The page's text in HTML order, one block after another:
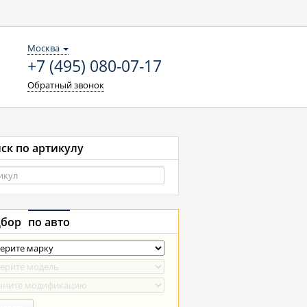
Москва
+7 (495) 080-07-17
Обратный звонок
по артикулу
по авто